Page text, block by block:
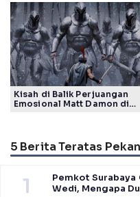
Generasi
Kisah di Balik Perjuangan
Emosional Matt Damon di
5 Berita Teratas
1
Pemkot Surabaya
Wedi, Mengapa